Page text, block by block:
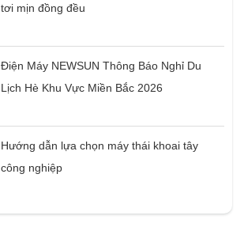
tơi mịn đồng đều
Điện Máy NEWSUN Thông Báo Nghỉ Du
Lịch Hè Khu Vực Miền Bắc 2026
Hướng dẫn lựa chọn máy thái khoai tây
công nghiệp